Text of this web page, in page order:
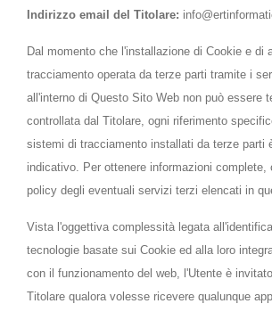
Indirizzo email del Titolare:
Dal momento che l'installazione di Cookie e di
tracciamento operata da terze parti tramite i
all'interno di Questo Sito Web non può essere
controllata dal Titolare, ogni riferimento
sistemi di tracciamento installati da terze parti
indicativo. Per ottenere informazioni
policy degli eventuali servizi terzi elencati in
Vista l'oggettiva complessità legata
tecnologie basate sui Cookie ed alla loro
con il funzionamento del web, l'Utente è
Titolare qualora volesse ricevere qualunque